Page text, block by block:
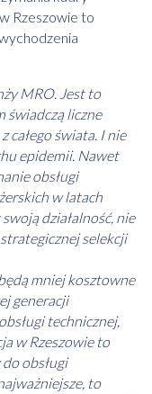
Rzeszowie to
MRO. Jest to
świadczą liczne
całego świata. I nie
epidemii. Nawet
obsługi
w latach
działalność, nie
selekcji
mniej kosztowne
generacji
technicznej,
w Rzeszowie to
obsługi
to